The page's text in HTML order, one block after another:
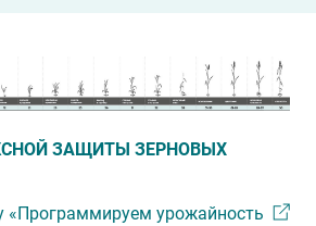
ЗАЩИТЫ ЗЕРНОВЫХ
«Программируем урожайность